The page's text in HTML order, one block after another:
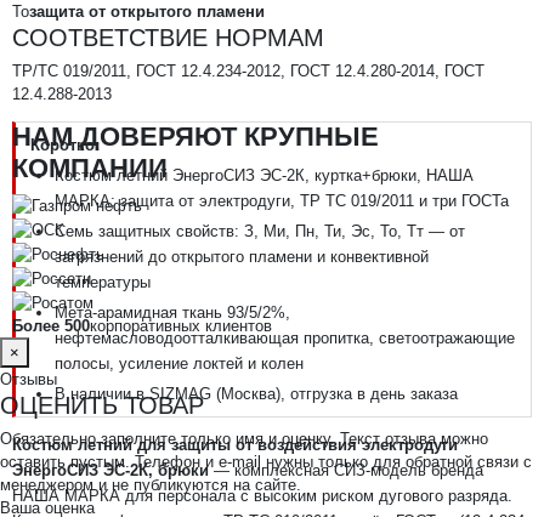
Тозащита от открытого пламени
СООТВЕТСТВИЕ НОРМАМ
ТР/ТС 019/2011, ГОСТ 12.4.234-2012, ГОСТ 12.4.280-2014, ГОСТ
12.4.288-2013
Коротко:
Костюм летний ЭнергоСИЗ ЭС-2К, куртка+брюки, НАША
МАРКА; защита от электродуги, ТР ТС 019/2011 и три ГОСТа
Семь защитных свойств: З, Ми, Пн, Ти, Эс, То, Тт — от
загрязнений до открытого пламени и конвективной
температуры
Мета-арамидная ткань 93/5/2%,
нефтемасловодоотталкивающая пропитка, светоотражающие
полосы, усиление локтей и колен
В наличии в SIZMAG (Москва), отгрузка в день заказа
Костюм летний для защиты от воздействия электродуги
ЭнергоСИЗ ЭС-2К, брюки— комплексная СИЗ-модель бренда
НАША МАРКА для персонала с высоким риском дугового разряда.
НАМ ДОВЕРЯЮТ КРУПНЫЕ
КОМПАНИИ
Более 500корпоративных клиентов
×
Отзывы
ОЦЕНИТЬ ТОВАР
Обязательно заполните только имя и оценку. Текст отзыва можно
оставить пустым. Телефон и e-mail нужны только для обратной связи с
менеджером и не публикуются на сайте.
Ваша оценка